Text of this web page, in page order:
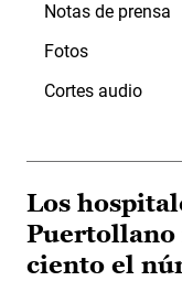
Notas de prensa
Fotos
Cortes audio
Los
Puertollano
ciento el